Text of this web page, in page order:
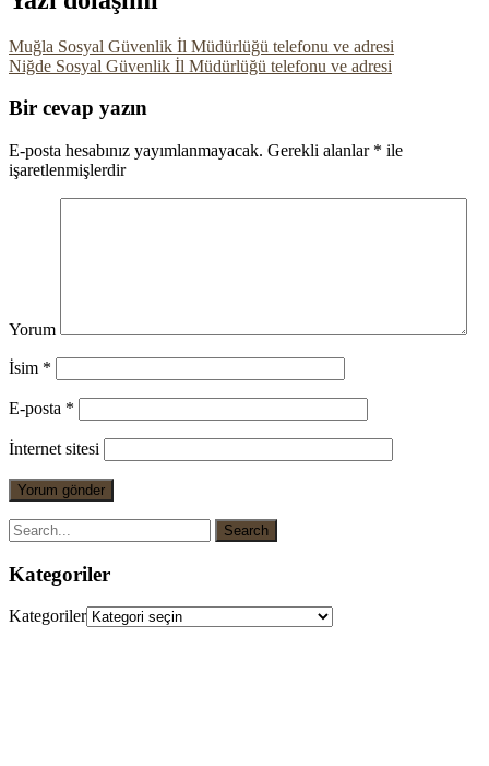
Muğla Sosyal Güvenlik İl Müdürlüğü telefonu ve adresi
Niğde Sosyal Güvenlik İl Müdürlüğü telefonu ve adresi
Bir cevap yazın
E-posta hesabınız yayımlanmayacak. Gerekli alanlar * ile
işaretlenmişlerdir
Yorum
İsim *
E-posta *
İnternet sitesi
Kategoriler
Kategoriler